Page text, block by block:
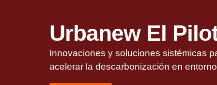
Urbanew El
Innovaciones y soluciones sistémicas
acelerar la descarbonización en